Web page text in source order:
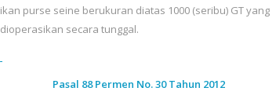
ikan purse seine berukuran diatas 1000 (seribu) GT yang
dioperasikan secara tunggal.
Pasal 88Permen No. 30 Tahun 2012